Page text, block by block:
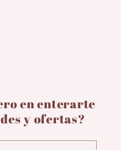
en enterarte
y ofertas?